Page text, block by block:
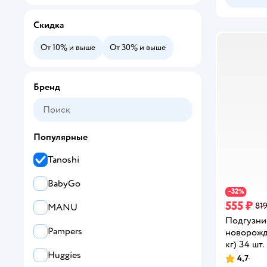
−32%
555 ₽
кг) 34 шт.
Рейтинг:
4,7
Скидка
От 10% и выше От 30% и выше
Бренд
Популярные
Tanoshi
BabyGo
MANU
Pampers
Huggies